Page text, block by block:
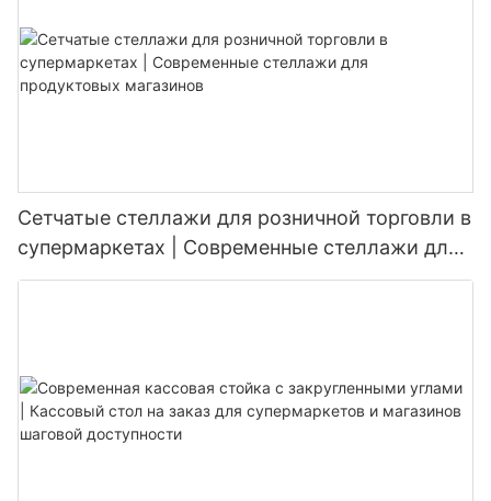
Сетчатые стеллажи для розничной торговли в
супермаркетах | Современные стеллажи для
продуктовых магазинов